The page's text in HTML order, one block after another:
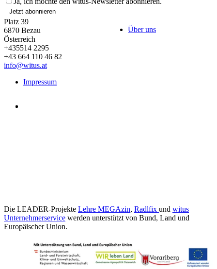
Jetzt abonnieren
Platz 39
6870 Bezau
Österreich
+435514 2295
+43 664 110 46 82
info@witus.at
Über uns
Impressum
Die LEADER-Projekte Lehre MEGAzin, Radlfix und witus
Unternehmerservice werden unterstützt von Bund, Land und
Europäischer Union.